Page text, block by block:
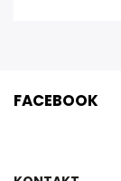
FACEBOOK